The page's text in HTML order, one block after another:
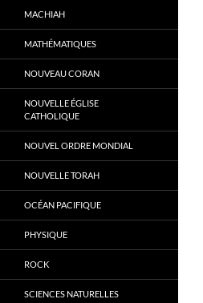
MACHIAH
MATHÉMATIQUES
NOUVEAU CORAN
NOUVELLE ÉGLISE
CATHOLIQUE
NOUVEL ORDRE MONDIAL
NOUVELLE TORAH
OCÉAN PACIFIQUE
PHYSIQUE
ROCK
SCIENCES NATURELLES